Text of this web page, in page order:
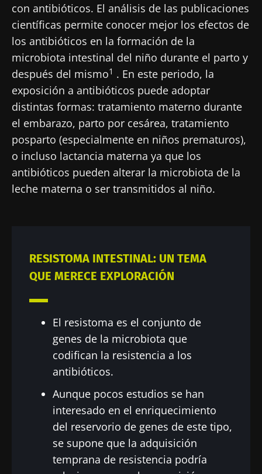
con antibióticos. El análisis de las publicaciones
científicas permite conocer mejor los efectos de
los antibióticos en la formación de la
microbiota intestinal del niño durante el parto y
después del mismo1 . En este periodo, la
exposición a antibióticos puede adoptar
distintas formas: tratamiento materno durante
el embarazo, parto por cesárea, tratamiento
posparto (especialmente en niños prematuros),
o incluso lactancia materna ya que los
antibióticos pueden alterar la microbiota de la
leche materna o ser transmitidos al niño.
RESISTOMA INTESTINAL: UN TEMA
QUE MERECE EXPLORACIÓN
El resistoma es el conjunto de
genes de la microbiota que
codifican la resistencia a los
antibióticos.
Aunque pocos estudios se han
interesado en el enriquecimiento
del reservorio de genes de este tipo,
se supone que la adquisición
temprana de resistencia podría